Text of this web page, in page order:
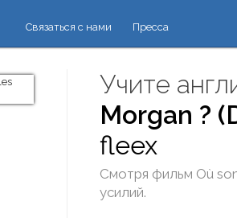
Связаться с нами Пресса
Учите
Morgan ?
fleex
Смотря фильм Où
усилий.